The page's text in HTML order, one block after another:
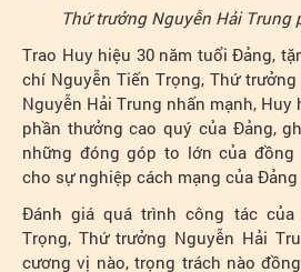
Thứ trưởng Nguyễn Hải Trung
Trao Huy hiệu 30 năm tuổi Đảng,
chí Nguyễn Tiến Trọng, Thứ
Nguyễn Hải Trung nhấn mạnh,
phần thưởng cao quý của Đảng,
những đóng góp to lớn của đồng
cho sự nghiệp cách mạng của
Đánh giá quá trình công tác của
Trọng, Thứ trưởng Nguyễn Hải
cương vị nào, trọng trách nào